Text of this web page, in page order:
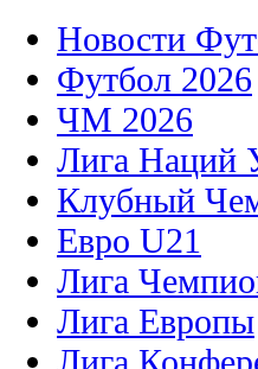
Новости
Футбол 2026
ЧМ 2026
Лига
Клубный
Евро U21
Лига
Лига Европы